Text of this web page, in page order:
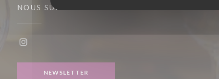
NOUS SUIVRE
NEWSLETTER